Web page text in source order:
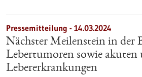
Pressemitteilung - 14.03.2024
Nächster Meilenstein in der
Lebertumoren sowie akuten
Lebererkrankungen